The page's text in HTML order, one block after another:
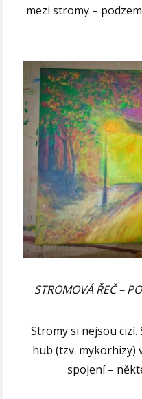
mezi stromy –
STROMOVÁ ŘEČ –
Stromy si nejsou
hub (tzv. mykorhizy)
spojení –